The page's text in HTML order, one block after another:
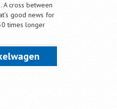
A cross between
good news for
times longer